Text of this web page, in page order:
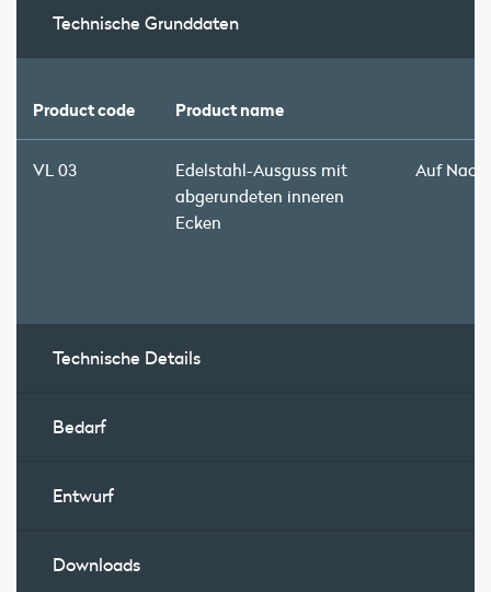
Technische Grunddaten
Product code Product name
VL 03
Edelstahl-Ausguss mit
abgerundeten inneren
Ecken
Auf
Technische Details
Bedarf
Entwurf
Downloads